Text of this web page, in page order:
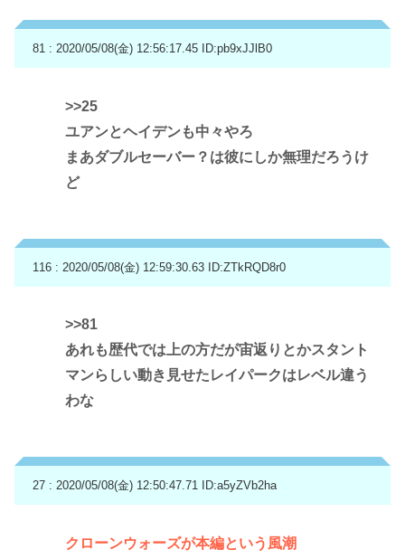
81 : 2020/05/08(金) 12:56:17.45 ID:pb9xJJlB0
>>25
ユアンとヘイデンも中々やろ
まあダブルセーバー？は彼にしか無理だろうけ
ど
116 : 2020/05/08(金) 12:59:30.63 ID:ZTkRQD8r0
>>81
あれも歴代では上の方だが宙返りとかスタント
マンらしい動き見せたレイパークはレベル違う
わな
27 : 2020/05/08(金) 12:50:47.71 ID:a5yZVb2ha
クローンウォーズが本編という風潮